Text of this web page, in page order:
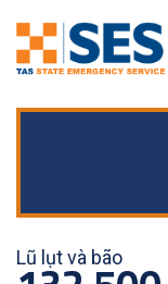
Lũ lụt và bão